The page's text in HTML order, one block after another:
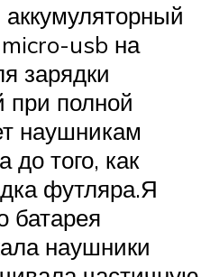
micro-usb на
зарядки
при полной
наушникам
до того, как
футляра.Я
батарея
наушники